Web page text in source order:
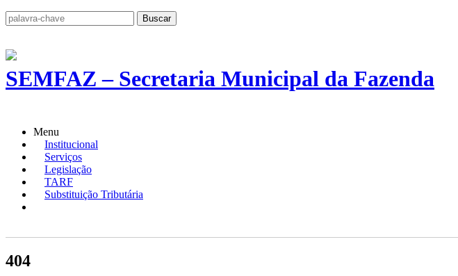
Buscar
SEMFAZ – Secretaria Municipal da Fazenda
Menu
Institucional
Serviços
Legislação
TARF
Substituição Tributária
404